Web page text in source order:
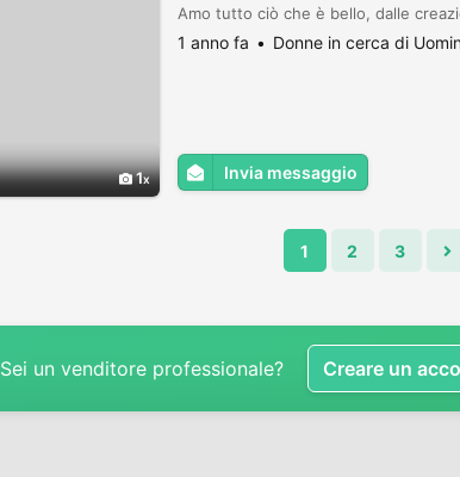
1
Amo tutto ciò che è bello, dalle
1 anno fa Donne in cerca di
Invia messaggio
1 2 3
Sei un venditore professionale? Creare un